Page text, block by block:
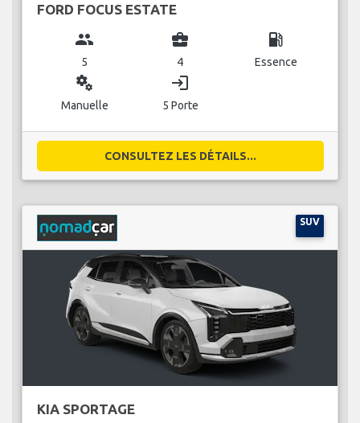
FORD FOCUS ESTATE
group
5
business_center
4
local_gas_station
Essence
miscellaneous_services
Manuelle
login
5 Porte
CONSULTEZ LES DÉTAILS...
SUV
KIA SPORTAGE